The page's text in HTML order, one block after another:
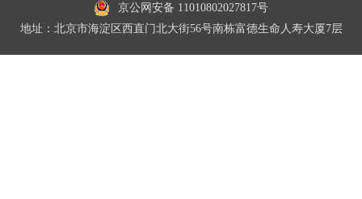
京公网安备 11010802027817号
地址：北京市海淀区西直门北大街56号南栋富德生命人寿大厦7层